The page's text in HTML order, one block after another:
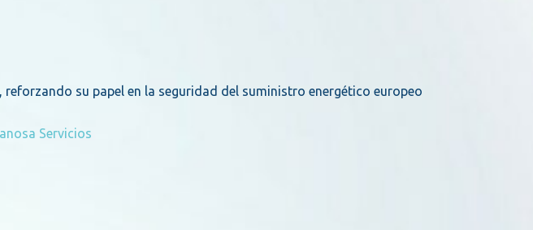
su papel en la seguridad del suministro energético europeo
Servicios